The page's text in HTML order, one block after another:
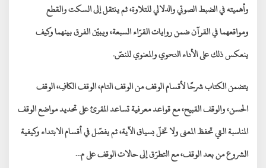
وأهميته في الضبط الصوتي والدلالي للتلاوة، ثم ينتقل إلىالسكت والقطع
ومواقعهما في القرآنضمن روايات القرّاء السبعة، ويبيّن الفرق بينهما وكيف
ينعكس ذلك على الأداء النحوي والمعنوي للنصّ.
يتضمن الكتاب شرحًا لأقسام الوقف منالوقف التام، الوقف الكافِ، الوقف
الحسن، والوقف القبيح، مع قواعد معرفية تساعد المقرئ على تحديد مواضع الوقف
المناسبة التي تحفظ المعنى ولا تخلّ بسياق الآية، ثم يفصّل فيأقسام الابتداء وكيفية
الشروع من بعد الوقف، مع التطرّق إلى حالات الوقف على م...